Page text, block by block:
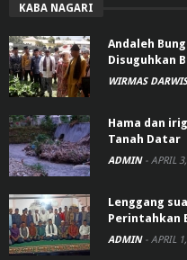
KABA NAGARI
Andaleh
Disuguhkan
WIRMAS
Hama dan
Tanah Datar
ADMIN - APRIL
Lenggang
Perintahkan
ADMIN - APRIL